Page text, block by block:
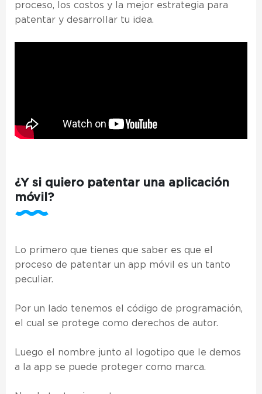
proceso, los costos y la mejor estrategia para
patentar y desarrollar tu idea.
¿Y si quiero patentar una aplicación
móvil?
Lo primero que tienes que saber es que el
proceso de patentar un app móvil es un tanto
peculiar.
Por un lado tenemos el código de programación,
el cual se protege como derechos de autor.
Luego el nombre junto al logotipo que le demos
a la app se puede proteger como marca.